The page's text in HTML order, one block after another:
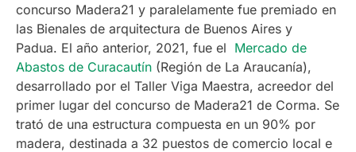
concurso Madera21 y paralelamente fue premiado en
las Bienales de arquitectura de Buenos Aires y
Padua. El año anterior, 2021, fue el Mercado de
Abastos de Curacautín (Región de La Araucanía),
desarrollado por el Taller Viga Maestra, acreedor del
primer lugar del concurso de Madera21 de Corma. Se
trató de una estructura compuesta en un 90% por
madera, destinada a 32 puestos de comercio local e